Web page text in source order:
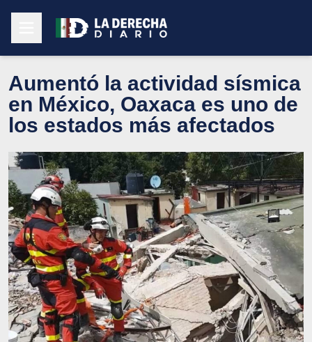
Aumentó la actividad sísmica
en México, Oaxaca es uno de
los estados más afectados